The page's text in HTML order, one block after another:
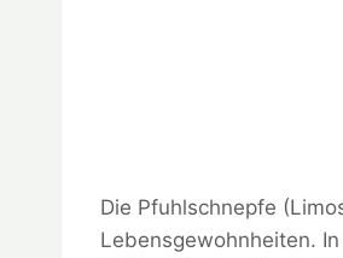
Die Pfuhlschnepfe
Lebensgewohnheiten.